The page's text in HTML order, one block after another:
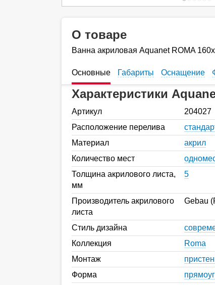
О товаре
Ванна акриловая Aquanet ROMA
Основные Габариты Оснащение
Характеристики
Артикул
204027
Расположение перелива
Материал
акрил
Количество мест
Толщина акрилового листа,
мм
5
Производитель акрилового
листа
Gebau
Стиль дизайна
Коллекция
Roma
Монтаж
Форма